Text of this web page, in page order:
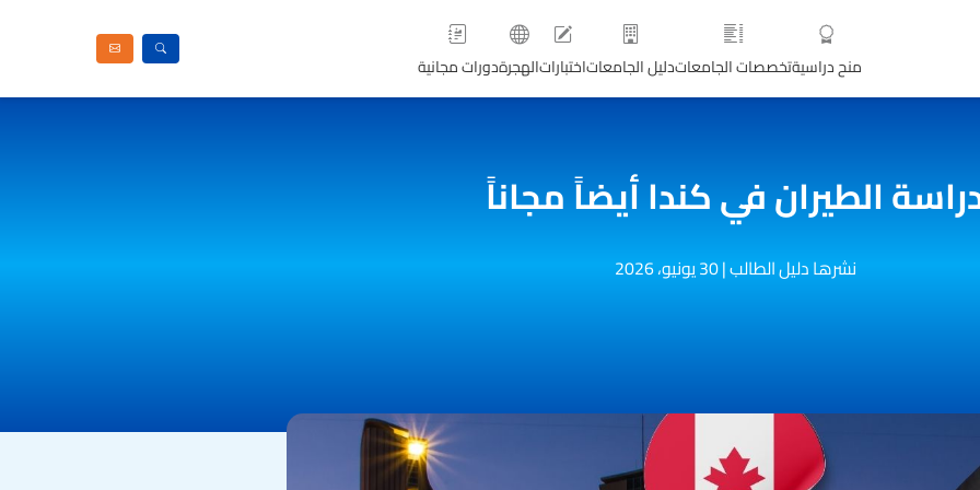
منح دراسيةتخصصات الجامعاتدليل الجامعاتاختباراتالهجرةدورات مجانية
الطيران في كندا أيضاً مجاناً
نشرها دليل الطالب|30 يونيو، 2026